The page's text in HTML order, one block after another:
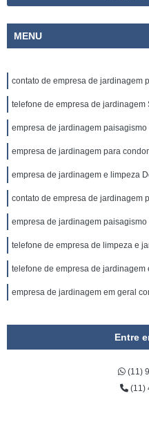
MENU
contato de empresa de jardinagem
telefone de empresa de jardinagem
empresa de jardinagem paisagismo
empresa de jardinagem para
empresa de jardinagem e limpeza
contato de empresa de jardinagem
empresa de jardinagem
telefone de empresa de limpeza e
telefone de empresa de jardinagem
empresa de jardinagem em geral
Entre
(11)
(11)